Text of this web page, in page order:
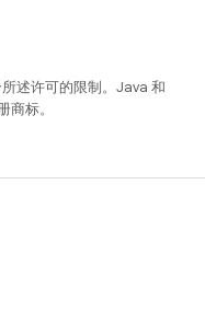
述许可的限制。Java 和
标。